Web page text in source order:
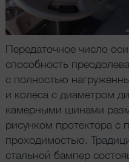
Передаточное число
способность
с полностью
и колеса с диаметром
камерными шинами
рисунком протектора c
проходимостью.
стальной бампер